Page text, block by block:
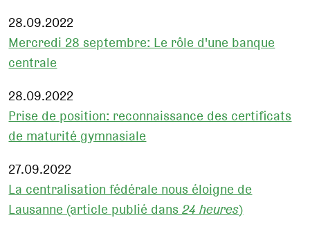
28.09.2022
Mercredi 28 septembre: Le rôle d'une banque
centrale
28.09.2022
Prise de position: reconnaissance des certificats
de maturité gymnasiale
27.09.2022
La centralisation fédérale nous éloigne de
Lausanne (article publié dans24 heures)